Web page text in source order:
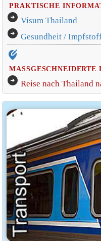
PRAKTISCHE
arrow_circle_right Visum Thailand
arrow_circle_right Gesundheit /
edit_location_alt
MASSGESCHNEIDERTE
arrow_circle_right Reise nach Thailand